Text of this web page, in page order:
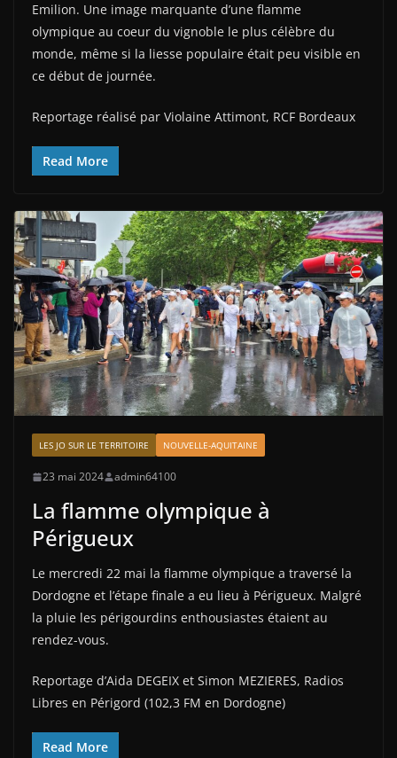
Emilion. Une image marquante d’une flamme
olympique au coeur du vignoble le plus célèbre du
monde, même si la liesse populaire était peu visible en
ce début de journée.
Reportage réalisé par Violaine Attimont, RCF Bordeaux
Read More
LES JO SUR LE TERRITOIRE NOUVELLE-AQUITAINE
23 mai 2024 admin64100
La flamme olympique à
Périgueux
Le mercredi 22 mai la flamme olympique a traversé la
Dordogne et l’étape finale a eu lieu à Périgueux. Malgré
la pluie les périgourdins enthousiastes étaient au
rendez-vous.
Reportage d’Aida DEGEIX et Simon MEZIERES, Radios
Libres en Périgord (102,3 FM en Dordogne)
Read More